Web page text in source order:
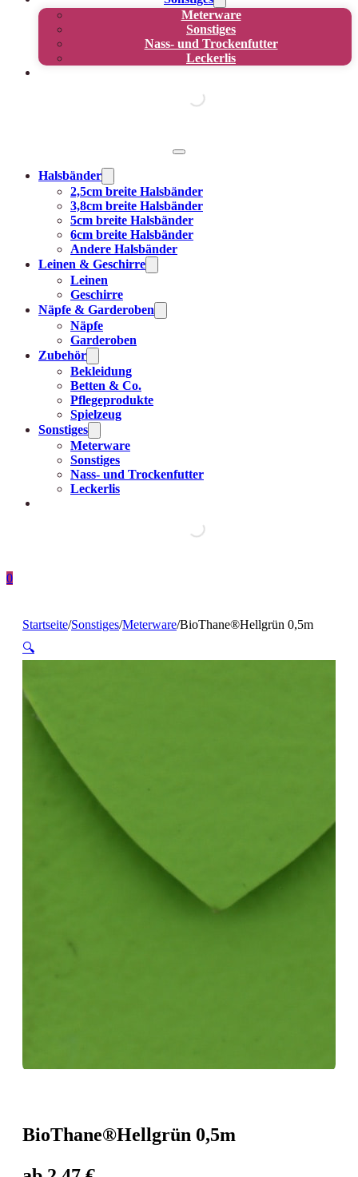
Meterware
Sonstiges
Nass- und Trockenfutter
Leckerlis
Halsbänder
2,5cm breite Halsbänder
3,8cm breite Halsbänder
5cm breite Halsbänder
6cm breite Halsbänder
Andere Halsbänder
Leinen & Geschirre
Leinen
Geschirre
Näpfe & Garderoben
Näpfe
Garderoben
Zubehör
Bekleidung
Betten & Co.
Pflegeprodukte
Spielzeug
Sonstiges
Meterware
Sonstiges
Nass- und Trockenfutter
Leckerlis
0
Startseite/Sonstiges/Meterware/BioThane®️Hellgrün 0,5m
🔍
BioThane®️Hellgrün 0,5m